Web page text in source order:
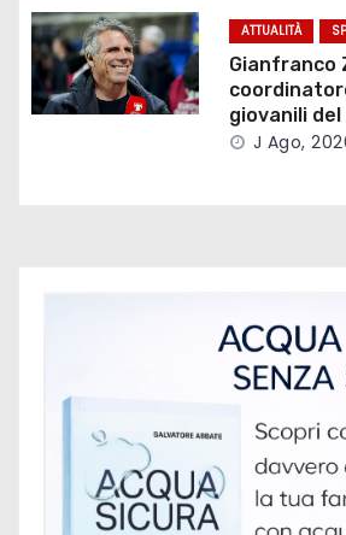
r
t
i
ATTUALITÀ
Gianfranco
giovanili
J Ago,